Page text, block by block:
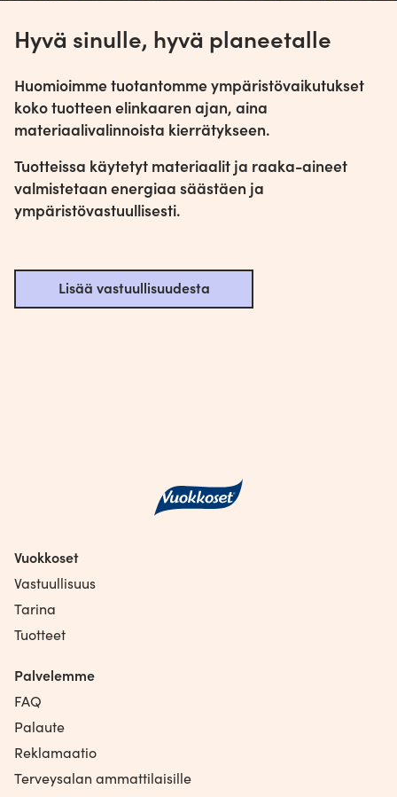
Hyvä sinulle, hyvä planeetalle
Huomioimme tuotantomme ympäristövaikutukset
koko tuotteen elinkaaren ajan, aina
materiaalivalinnoista kierrätykseen.
Tuotteissa käytetyt materiaalit ja raaka-aineet
valmistetaan energiaa säästäen ja
ympäristövastuullisesti.
Lisää vastuullisuudesta
Vuokkoset
Vastuullisuus
Tarina
Tuotteet
Palvelemme
FAQ
Palaute
Reklamaatio
Terveysalan ammattilaisille